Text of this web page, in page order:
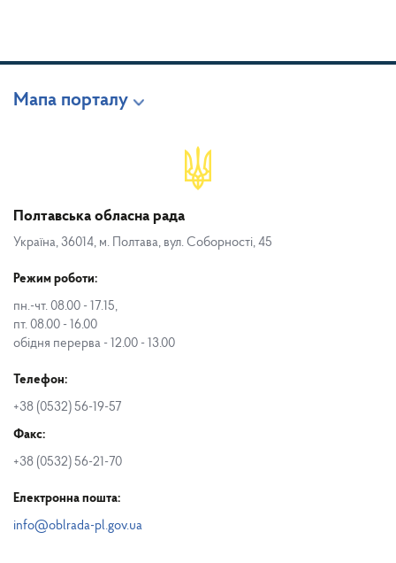
Мапа порталу
Полтавська обласна рада
Україна, 36014, м. Полтава, вул. Соборності, 45
Режим роботи:
пн.-чт. 08.00 - 17.15,
пт. 08.00 - 16.00
обідня перерва - 12.00 - 13.00
Телефон:
+38 (0532) 56-19-57
Факс:
+38 (0532) 56-21-70
Електронна пошта:
info@oblrada-pl.gov.ua